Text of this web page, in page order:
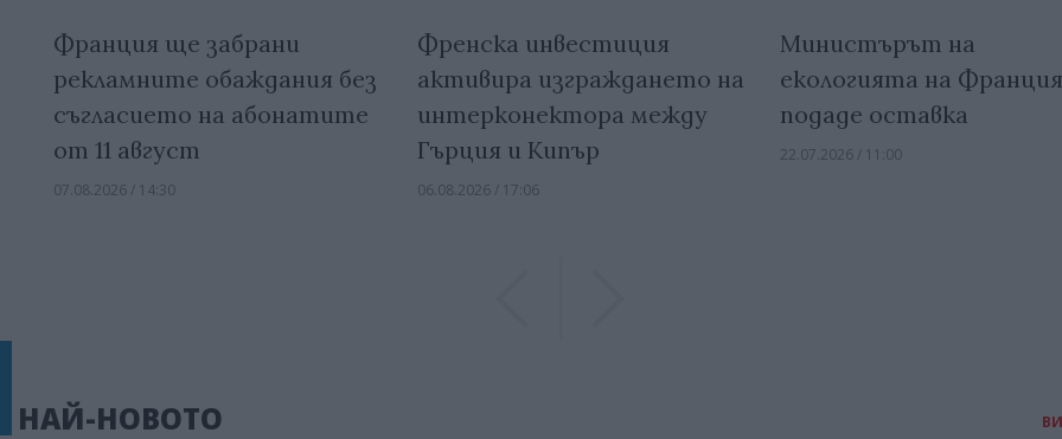
Франция ще забрани
рекламните обаждания без
съгласието на абонатите
от 11 август
07.08.2026 / 14:30
Френска инвестиция
активира изграждането на
интерконектора между
Гърция и Кипър
06.08.2026 / 17:06
Министърът на
екологията на
подаде оставка
22.07.2026 / 11:00
НАЙ-НОВОТО